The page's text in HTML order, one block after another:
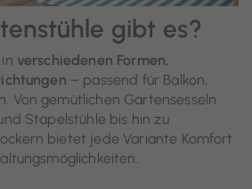
gibt es?
verschiedenen Formen,
– passend für Balkon,
Von gemütlichen Gartensesseln
Stapelstühle bis hin zu
bietet jede Variante Komfort